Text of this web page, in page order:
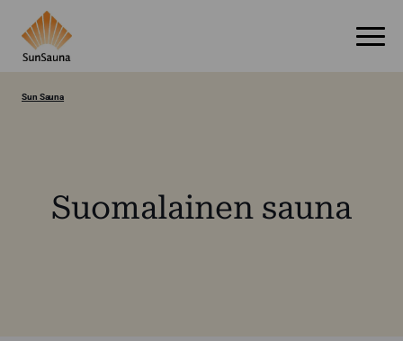
Suomalainen sauna
Sun Sauna